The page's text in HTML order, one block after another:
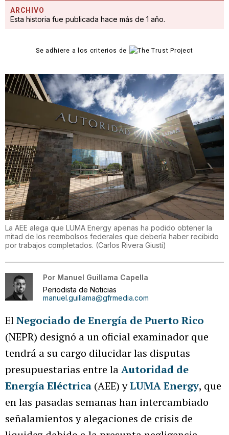
ARCHIVO
Esta historia fue publicada hace más de 1 año.
Se adhiere a los criterios de
La AEE alega que LUMA Energy apenas ha podido obtener la
mitad de los reembolsos federales que debería haber recibido
por trabajos completados. (Carlos Rivera Giusti)
Por Manuel Guillama Capella
Periodista de Noticias
manuel.guillama@gfrmedia.com
ElNegociado de Energía de Puerto Rico
(NEPR) designó a un oficial examinador que
tendrá a su cargo dilucidar las disputas
presupuestarias entre laAutoridad de
Energía Eléctrica (AEE) yLUMA Energy, que
en las pasadas semanas han intercambiado
señalamientos y alegaciones de crisis de